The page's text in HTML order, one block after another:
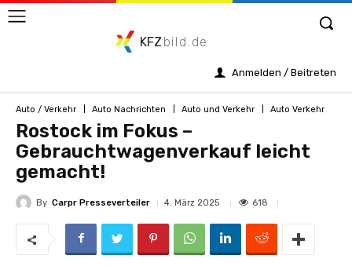
KFZ bild.de
Anmelden / Beitreten
Auto / Verkehr Auto Nachrichten Auto und Verkehr Auto Verkehr
Rostock im Fokus –
Gebrauchtwagenverkauf leicht
gemacht!
By Carpr Presseverteiler 4. März 2025 618